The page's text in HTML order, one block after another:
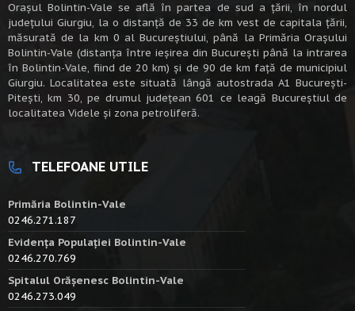
Oraşul Bolintin-Vale se află în partea de sud a ţării, în nordul
judeţului Giurgiu, la o distanţă de 33 de km vest de capitala țării,
măsurată de la km 0 al Bucureștiului, până la Primăria Orașului
Bolintin-Vale (distanța între ieșirea din București până la intrarea
în Bolintin-Vale, fiind de 20 km) şi de 90 de km faţă de municipiul
Giurgiu. Localitatea este situată lângă autostrada A1 Bucureşti-
Piteşti, km 30, pe drumul judeţean 601 ce leagă Bucureştiul de
localitatea Videle şi zona petroliferă.
TELEFOANE UTILE
Primăria Bolintin-Vale
0246.271.187
Evidența Populației Bolintin-Vale
0246.270.769
Spitalul Orășenesc Bolintin-Vale
0246.273.049